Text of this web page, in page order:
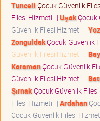
TunceliÇocuk Güvenlik
Filesi Hizmeti | UşakÇocuk
Güvenlik Filesi Hizmeti |
ZonguldakÇocuk Güvenlik
Güvenlik Filesi Hizmeti |
KaramanÇocuk Güvenlik
Güvenlik Filesi Hizmeti |
ŞırnakÇocuk Güvenlik
Filesi Hizmeti | Ardahan
Çocuk Güvenlik Filesi